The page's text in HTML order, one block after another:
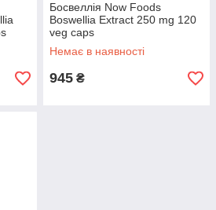
Босвеллія Now Foods
Boswellia Extract 250 mg 120
veg caps
Немає в наявності
945 ₴